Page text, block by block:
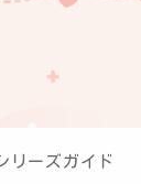
リーズガイド